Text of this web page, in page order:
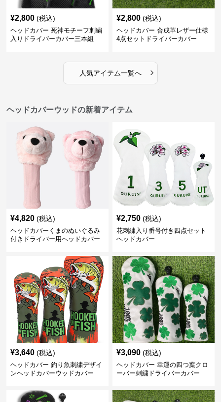
¥2,800 (税込)
ヘッドカバー 死神モチーフ刺繍
入りドライバーカバー三本組
¥2,800 (税込)
ヘッドカバー 合成革レザー仕様
4点セットドライバーカバー
人気アイテム一覧へ ›
ヘッドカバーウッドの新着アイテム
¥4,820 (税込)
ヘッドカバーくまのぬいぐるみ
付きドライバー用ヘッドカバー
¥2,750 (税込)
花刺繍入り番号付き四点セット
ヘッドカバー
¥3,640 (税込)
ヘッドカバー 釣り魚刺繍デザイ
ンヘッドカバーウッドカバー
¥3,090 (税込)
ヘッドカバー 幸運の四つ葉クロ
ーバー刺繍ドライバーカバー